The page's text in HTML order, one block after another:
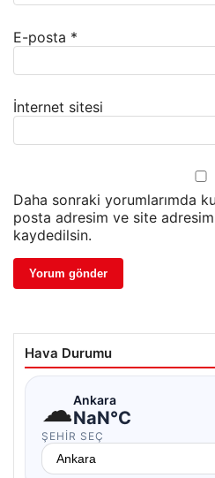
E-posta *
İnternet sitesi
Daha sonraki yorumlarımda
posta adresim ve site adresim
kaydedilsin.
Hava Durumu
☁Ankara
NaN°C
ŞEHIR SEÇ